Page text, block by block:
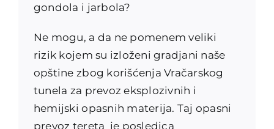
gondola i jarbola?
Ne mogu, a da ne pomenem veliki
rizik kojem su izloženi gradjani naše
opštine zbog korišćenja Vračarskog
tunela za prevoz eksplozivnih i
hemijski opasnih materija. Taj opasni
prevoz tereta je posledica